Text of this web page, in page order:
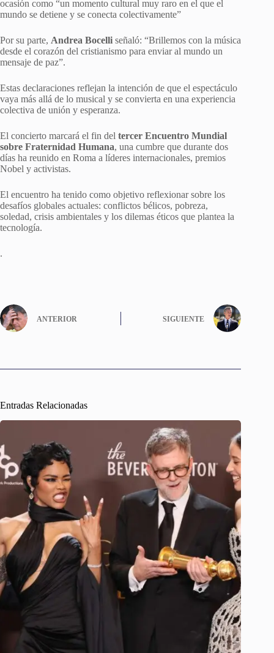
ocasión como “un momento cultural muy raro en el que el
mundo se detiene y se conecta colectivamente”
Por su parte, Andrea Bocelli señaló: “Brillemos con la música
desde el corazón del cristianismo para enviar al mundo un
mensaje de paz”.
Estas declaraciones reflejan la intención de que el espectáculo
vaya más allá de lo musical y se convierta en una experiencia
colectiva de unión y esperanza.
El concierto marcará el fin del tercer Encuentro Mundial
sobre Fraternidad Humana, una cumbre que durante dos
días ha reunido en Roma a líderes internacionales, premios
Nobel y activistas.
El encuentro ha tenido como objetivo reflexionar sobre los
desafíos globales actuales: conflictos bélicos, pobreza,
soledad, crisis ambientales y los dilemas éticos que plantea la
tecnología.
.
ANTERIOR SIGUIENTE
Entradas Relacionadas